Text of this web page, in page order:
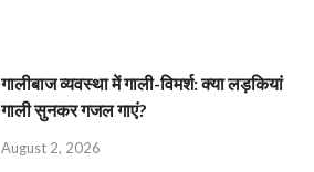
गालीबाज व्‍यवस्‍था में गाली-विमर्श: क्या लड़कियां
गाली सुनकर गजल गाएं?
August 2, 2026